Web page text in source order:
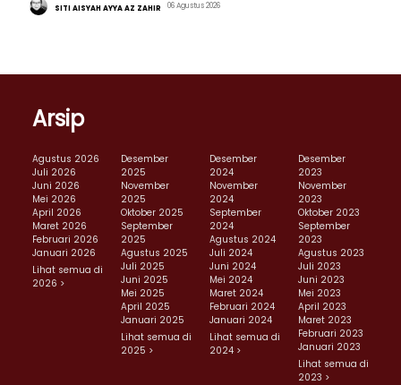
SITI AISYAH AYYA AZ ZAHIR 06 Agustus 2026
Arsip
Agustus 2026
Juli 2026
Juni 2026
Mei 2026
April 2026
Maret 2026
Februari 2026
Januari 2026
Lihat semua di
2026 >
Desember
2025
November
2025
Oktober 2025
September
2025
Agustus 2025
Juli 2025
Juni 2025
Mei 2025
April 2025
Januari 2025
Lihat semua di
2025 >
Desember
2024
November
2024
September
2024
Agustus 2024
Juli 2024
Juni 2024
Mei 2024
Maret 2024
Februari 2024
Januari 2024
Lihat semua di
2024 >
Desember
2023
November
2023
Oktober 2023
September
2023
Agustus 2023
Juli 2023
Juni 2023
Mei 2023
April 2023
Maret 2023
Februari 2023
Januari 2023
Lihat semua di
2023 >